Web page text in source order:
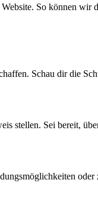
So können
Schau dir die
stellen. Sei bereit,